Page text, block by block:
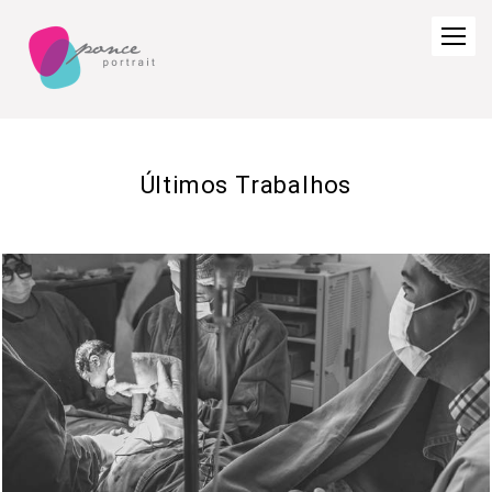
Últimos Trabalhos
20 41